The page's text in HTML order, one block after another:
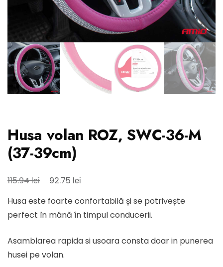
Husa volan ROZ, SWC-36-M
(37-39cm)
115.94lei
Prețul
a
fost:
115.94 lei.
92.75 lei
este:
92.75 lei.
Husa este foarte confortabilă și se potrivește
perfect în mână în timpul conducerii.
Asamblarea rapida si usoara consta doar in punerea
husei pe volan.